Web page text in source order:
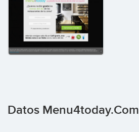
Datos Menu4today.com